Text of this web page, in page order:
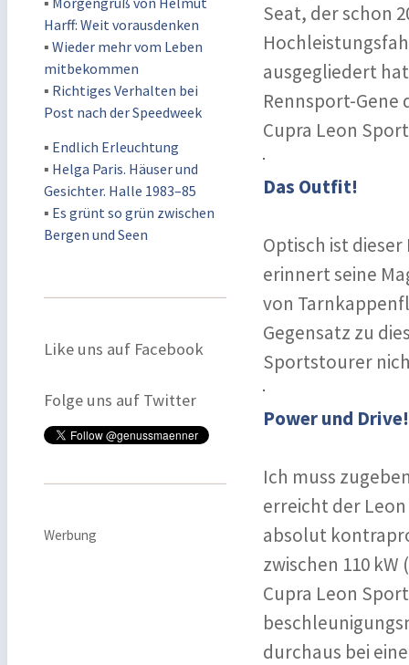
Harff: Weit vorausdenken
▪ Wieder mehr vom Leben
mitbekommen
▪ Richtiges Verhalten bei
Post nach der Speedweek
▪ Endlich Erleuchtung
▪ Helga Paris. Häuser und
Gesichter. Halle 1983–85
▪ Es grünt so grün zwischen
Bergen und Seen
Like uns auf Facebook
Folge uns auf Twitter
Werbung
Seat, der schon
ausgegliedert
Rennsport-Gene
Cupra Leon
Das Outfit!
Optisch ist
erinnert seine
von
Gegensatz zu
Sportstourer
Power und
Ich muss
erreicht der
absolut
zwischen 110 kW
Cupra Leon
durchaus bei